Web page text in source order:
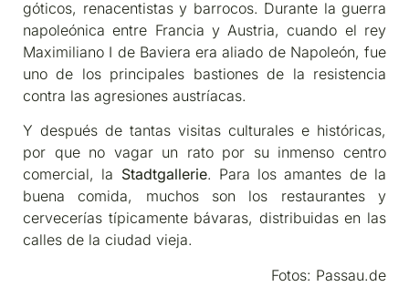
góticos, renacentistas y barrocos. Durante la guerra
napoleónica entre Francia y Austria, cuando el rey
Maximiliano I de Baviera era aliado de Napoleón, fue
uno de los principales bastiones de la resistencia
contra las agresiones austríacas.
Y después de tantas visitas culturales e históricas,
por que no vagar un rato por su inmenso centro
comercial, la Stadtgallerie. Para los amantes de la
buena comida, muchos son los restaurantes y
cervecerías típicamente bávaras, distribuidas en las
calles de la ciudad vieja.
Fotos: Passau.de